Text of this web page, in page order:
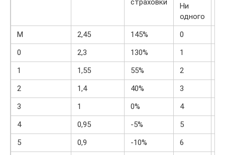
страховки
Ни
одного
М 2,45 145% 0
0
2,3 130% 1
1
1,55 55% 2
2
1,4 40% 3
3
1 0% 4
4
0,95 -5% 5
5
0,9 -10% 6